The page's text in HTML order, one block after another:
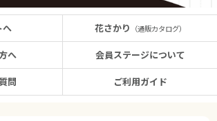
へ
へ
問
花さかり （通販カタログ）
会員ステージについて
ご利用ガイド